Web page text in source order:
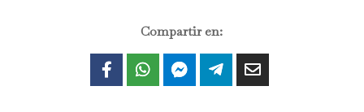
Compartir en: